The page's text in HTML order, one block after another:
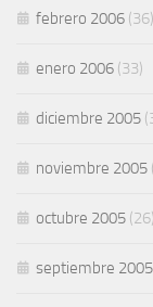
febrero 2006 (36)
enero 2006 (33)
diciembre 2005
noviembre 2005
octubre 2005 (26)
septiembre 2005